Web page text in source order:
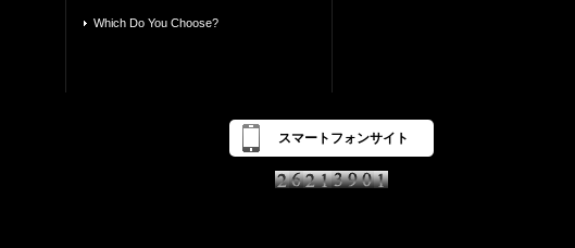
Which Do You Choose?
スマートフォンサイト